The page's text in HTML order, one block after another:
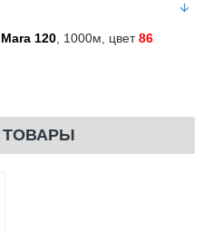
Mara 120 , 1000м, цвет86